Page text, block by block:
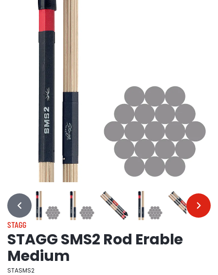
… …
STAGG
STAGG SMS2 Rod Erable
Medium
STASMS2